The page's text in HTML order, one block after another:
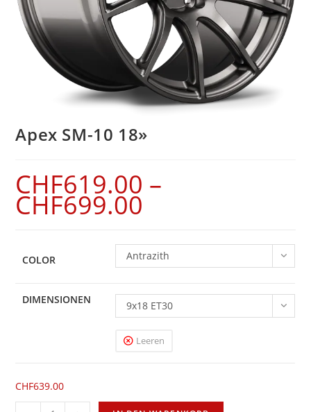
Apex SM-10 18»
CHF619.00 –
CHF699.00
COLOR Antrazith
DIMENSIONEN 9x18 ET30
Leeren
CHF639.00